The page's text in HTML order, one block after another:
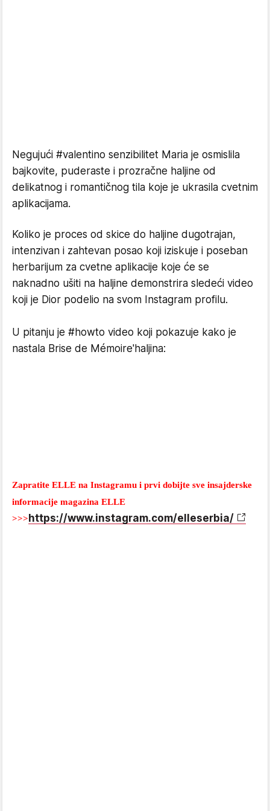
Negujući #valentino senzibilitet Maria je osmislila
bajkovite, puderaste i prozračne haljine od
delikatnog i romantičnog tila koje je ukrasila cvetnim
aplikacijama.
Koliko je proces od skice do haljine dugotrajan,
intenzivan i zahtevan posao koji iziskuje i poseban
herbarijum za cvetne aplikacije koje će se
naknadno ušiti na haljine demonstrira sledeći video
koji je Dior podelio na svom Instagram profilu.
U pitanju je #howto video koji pokazuje kako je
nastala Brise de Mémoire'haljina:
Zapratite ELLE na Instagramu i prvi dobijte sve insajderske
informacije magazina ELLE
>>>https://www.instagram.com/elleserbia/